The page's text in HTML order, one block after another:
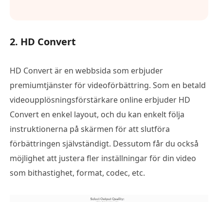
2. HD Convert
HD Convert är en webbsida som erbjuder
premiumtjänster för videoförbättring. Som en betald
videoupplösningsförstärkare online erbjuder HD
Convert en enkel layout, och du kan enkelt följa
instruktionerna på skärmen för att slutföra
förbättringen självständigt. Dessutom får du också
möjlighet att justera fler inställningar för din video
som bithastighet, format, codec, etc.